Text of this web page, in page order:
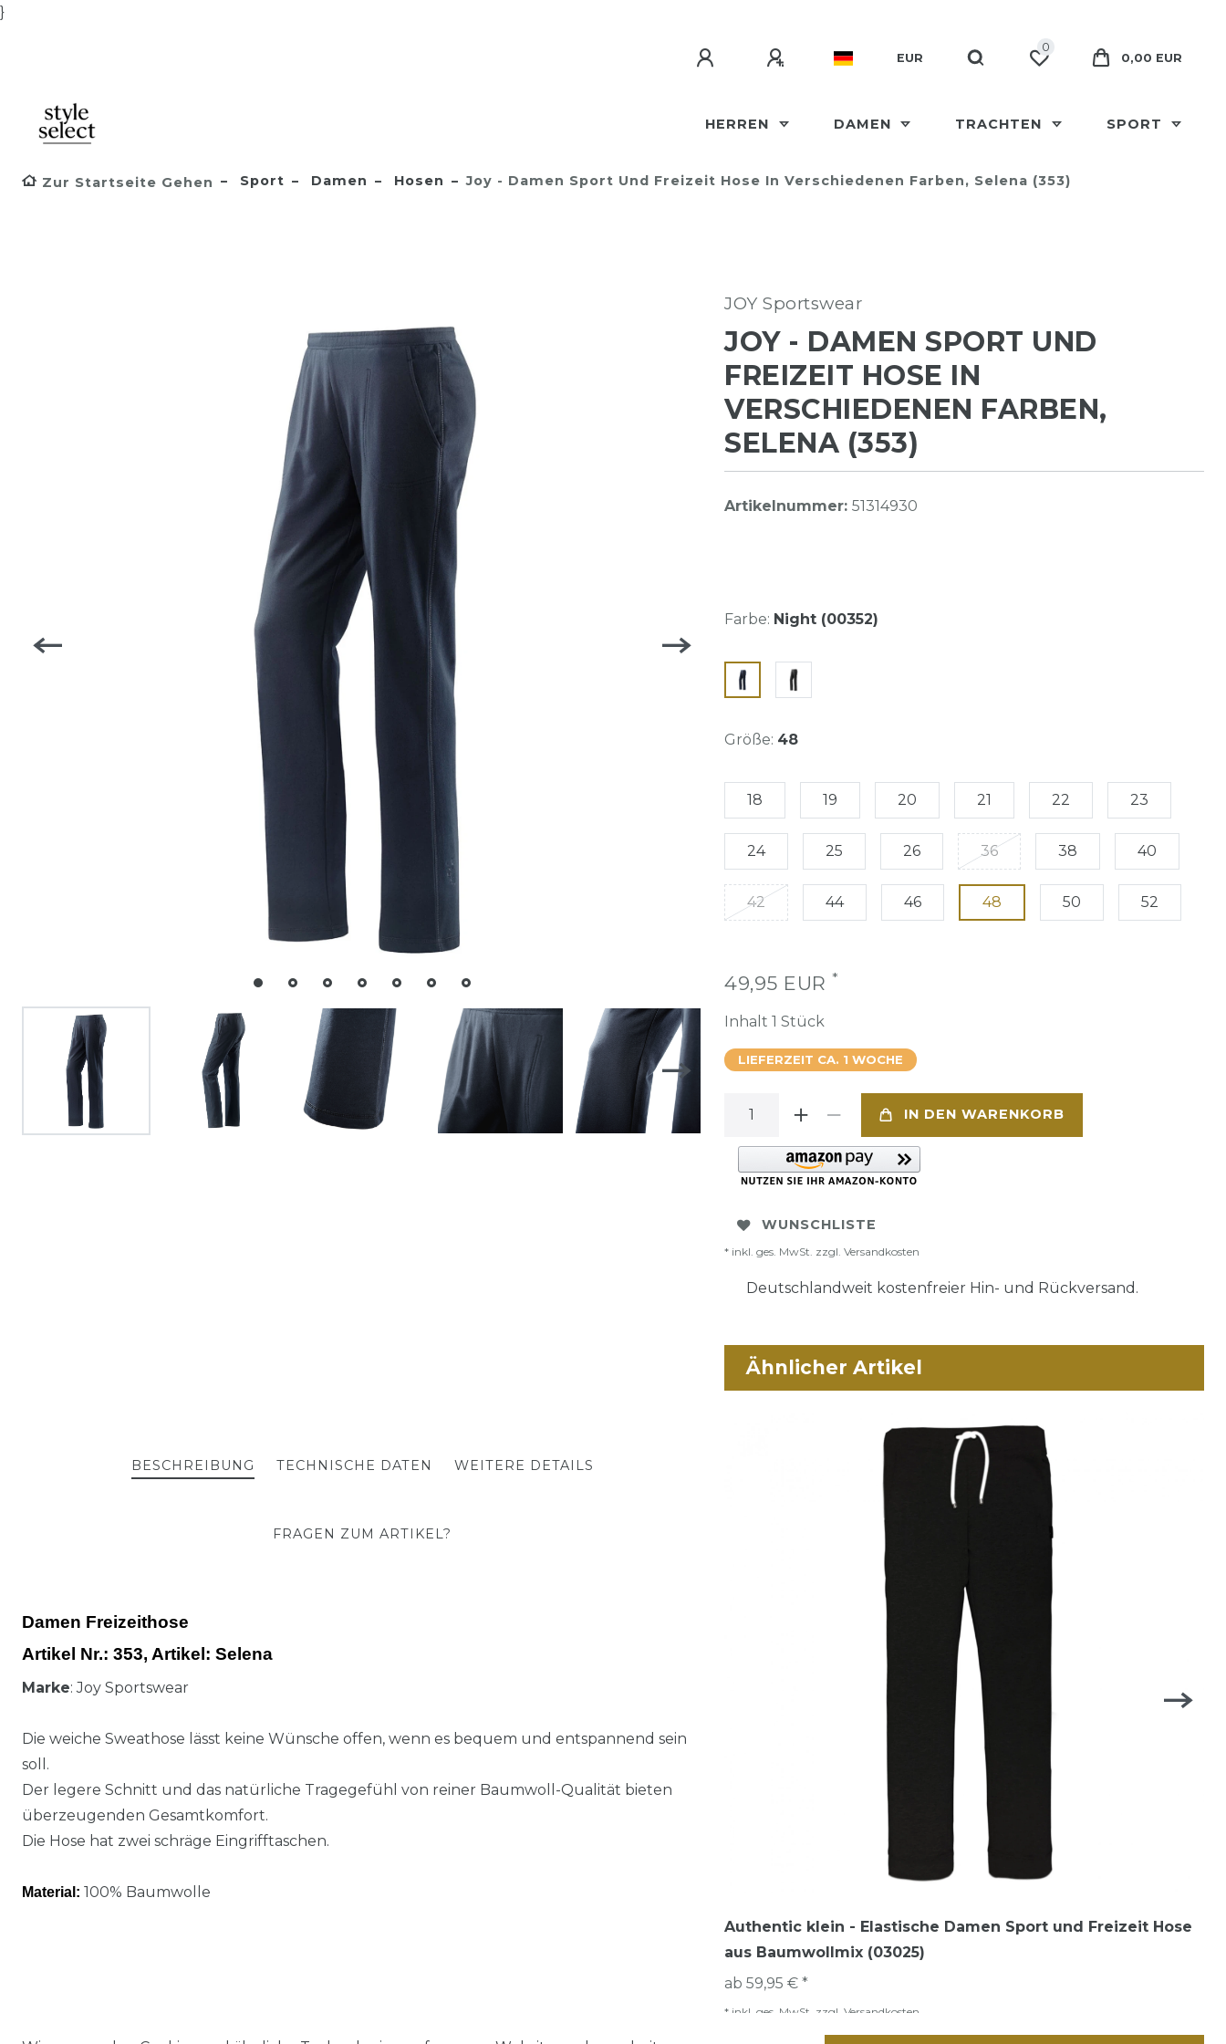
}
EUR
0
0,00 EUR
HERREN DAMEN TRACHTEN SPORT
Zur Startseite Gehen Sport Damen Hosen Joy - Damen Sport Und Freizeit Hose In Verschiedenen Farben, Selena (353)
JOY Sportswear
JOY - DAMEN SPORT UND
FREIZEIT HOSE IN
VERSCHIEDENEN FARBEN,
SELENA (353)
Artikelnummer: 51314930
Farbe: Night (00352)
Größe: 48
18 19 20 21 22 23
24 25 26 36 38 40
42 44 46 48 50 52
49,95 EUR *
Inhalt 1 Stück
LIEFERZEIT CA. 1 WOCHE
IN DEN WARENKORB
WUNSCHLISTE
* inkl. ges. MwSt. zzgl. Versandkosten
Deutschlandweit kostenfreier Hin- und Rückversand.
BESCHREIBUNG TECHNISCHE DATEN WEITERE DETAILS
FRAGEN ZUM ARTIKEL?
Damen Freizeithose
Artikel Nr.: 353, Artikel : Selena
Marke: Joy Sportswear
Die weiche Sweathose lässt keine Wünsche offen, wenn es bequem und entspannend sein
soll.
Der legere Schnitt und das natürliche Tragegefühl von reiner Baumwoll-Qualität bieten
überzeugenden Gesamtkomfort.
Die Hose hat zwei schräge Eingrifftaschen.
Material: 100% Baumwolle
Ähnlicher Artikel
Authentic klein - Elastische Damen Sport und Freizeit Hose
aus Baumwollmix (03025)
ab 59,95 € *
* inkl. ges. MwSt. zzgl. Versandkosten